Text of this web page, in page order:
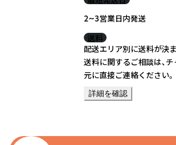
2~3営業日内発送
送料
配送エリア別に送料が決ま
送料に関するご相談は、
元に直接ご連絡ください。
詳細を確認